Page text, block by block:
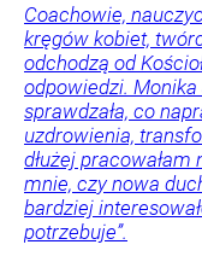
Coachowie,
kręgów kobiet,
odchodzą od
odpowiedzi.
sprawdzała, co
uzdrowienia,
dłużej
mnie, czy nowa
bardziej
potrzebuje”.